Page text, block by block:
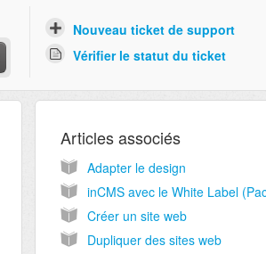
Nouveau ticket de support
Vérifier le statut du ticket
Articles associés
Adapter le design
Créer un site web
Dupliquer des sites web